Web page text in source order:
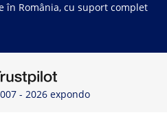
în România, cu suport complet
- 2026 expondo